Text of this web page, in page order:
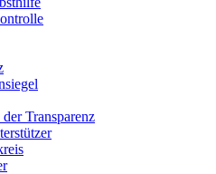
Transparenz